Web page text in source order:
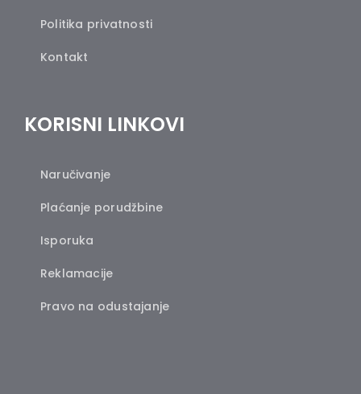
Politika privatnosti
Kontakt
KORISNI LINKOVI
Naručivanje
Plaćanje porudžbine
Isporuka
Reklamacije
Pravo na odustajanje